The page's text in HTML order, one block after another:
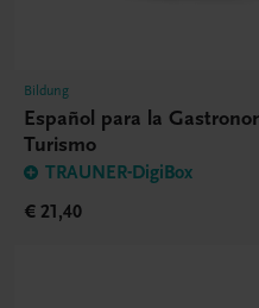
Bildung
Español para la
Turismo
TRAUNER-DigiBox
€ 21,40